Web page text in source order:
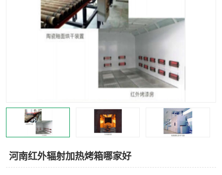
河南红外辐射加热烤箱哪家好